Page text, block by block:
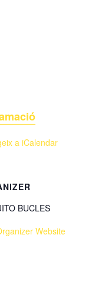
a iCalendar
BUCLES
Website